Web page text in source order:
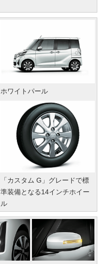
ホワイトパール
「カスタム G」グレードで標
準装備となる14インチホイー
ル